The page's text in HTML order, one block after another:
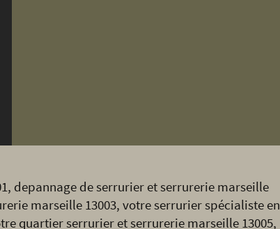
depannage de serrurier et serrurerie marseille
marseille 13003, votre serrurier spécialiste en
quartier serrurier et serrurerie marseille 13005,